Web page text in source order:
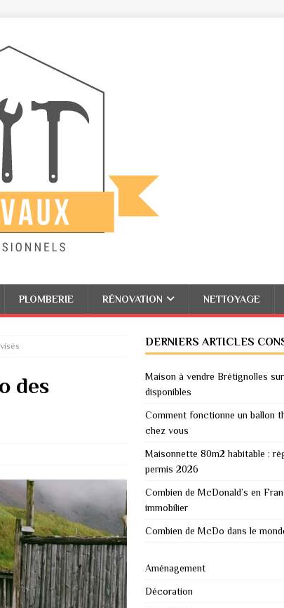
PLOMBERIE RÉNOVATION NETTOYAGE
des
DERNIERS ARTICLES
Maison à vendre Brétignolles
disponibles
Comment fonctionne un ballon
chez vous
Maisonnette 80m2 habitable :
permis 2026
Combien de McDonald’s en
immobilier
Combien de McDo dans le
Aménagement
Décoration